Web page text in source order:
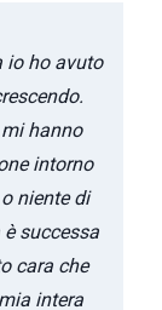
io ho avuto
hanno
intorno
niente di
successa
cara che
intera